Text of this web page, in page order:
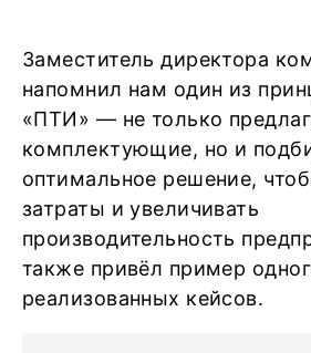
Заместитель директора
напомнил нам один из
«ПТИ» — не только
комплектующие, но и
оптимальное решение,
затраты и увеличивать
производительность
также привёл пример
реализованных кейсов.